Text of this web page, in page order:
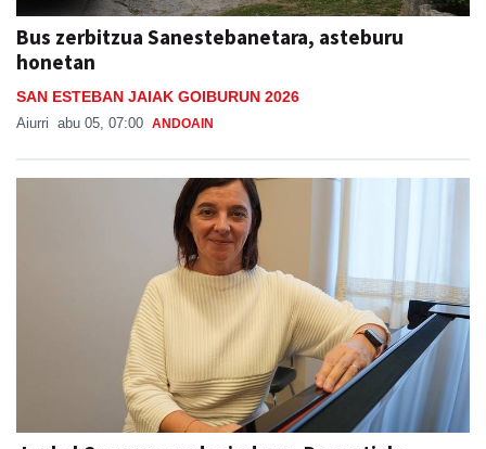
honetan
SAN ESTEBAN JAIAK GOIBURUN 2026
Junkal Guerrero andoaindarra, Donostiako
Musika Hamabostaldiko protagonista